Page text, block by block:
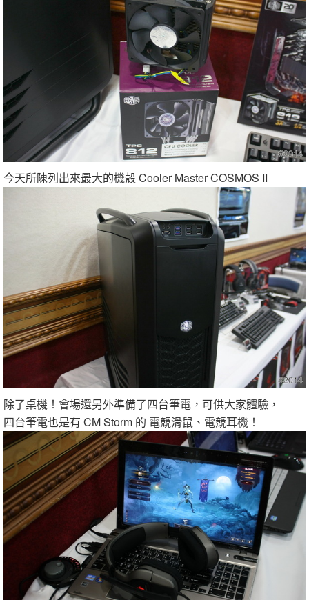
今天所陳列出來最大的機殼 Cooler Master COSMOS II
除了桌機！會場還另外準備了四台筆電，可供大家體驗，
四台筆電也是有 CM Storm 的 電競滑鼠、電競耳機！